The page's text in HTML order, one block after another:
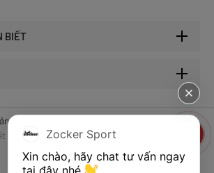
BIẾT
quyền © 2025 của Zocker.
kế website & SEO - Tất Thành
Zocker Sport
Xin chào, hãy chat tư vấn ngay
tại đây nhé